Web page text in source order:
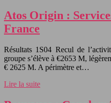
Atos Origin :
France
Résultats 1S04 Recul de
groupe s’élève à €2653 M,
€ 2625 M. A périmètre et…
Lire la suite